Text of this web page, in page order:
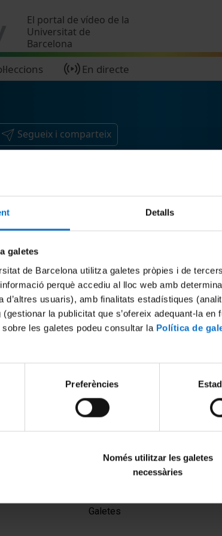
Detalls
galetes
de Barcelona utilitza galetes pròpies i de
perquè accediu al lloc web amb
d’altres usuaris), amb finalitats estadístiques
la publicitat que s’ofereix adequant-la
les galetes podeu consultar la Política de
Preferències
Només utilitzar les galetes
necessàries
El portal de vídeo de la
Universitat de
Barcelona
En directe
Segueix i comparteix
Galetes